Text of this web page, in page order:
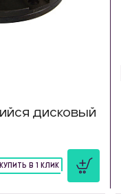
дисковый
КУПИТЬ В 1 КЛИК